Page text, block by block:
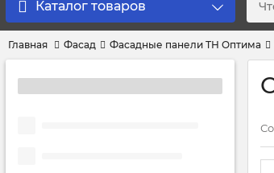
Каталог товаров
Главная Фасад Фасадные панели ТН Оптима